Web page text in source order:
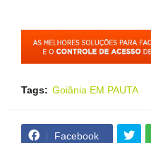
Tags: Goiânia EM PAUTA
Facebook